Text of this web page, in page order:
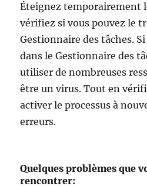
Éteignez temporairement
vérifiez si vous pouvez le
Gestionnaire des tâches.
dans le Gestionnaire des
utiliser de nombreuses
être un virus. Tout en
activer le processus à
erreurs.
Quelques problèmes que
rencontrer: